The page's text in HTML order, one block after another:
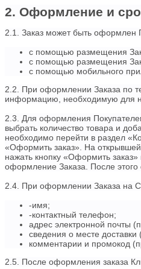
2. Оформление и
2.1. Заказ может быть оформлен
с помощью размещения
с помощью размещения
c помощью мобильного
2.2. При оформлении Заказа по
информацию, необходимую для
2.3. Для оформления
выбрать количество товара и
необходимо перейти в раздел
«Оформить заказ». На
нажать кнопку «Оформить
оформление Заказа. После этого
2.4. При оформлении Заказа на
-имя;
-контактный телефон;
адрес электронной почты
сведения о месте
комментарии и промокод
2.5. После оформления заказа